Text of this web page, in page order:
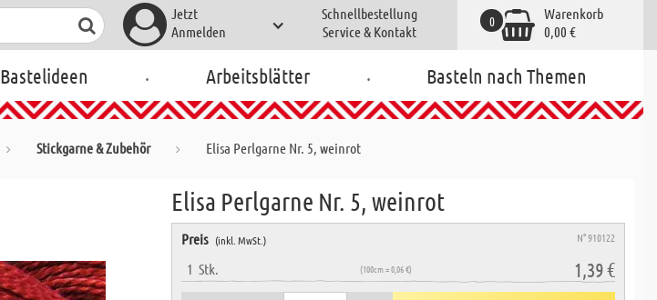
Jetzt
Anmelden
Schnellbestellung
Service & Kontakt
Warenkorb
0,00 €
0
Bastelideen . Arbeitsblätter . Basteln nach Themen
Stickgarne & Zubehör Elisa Perlgarne Nr. 5, weinrot
Elisa Perlgarne Nr. 5, weinrot
Preis (inkl. MwSt.) N° 910122
1Stk. (100cm = 0,06 €) 1,39 €